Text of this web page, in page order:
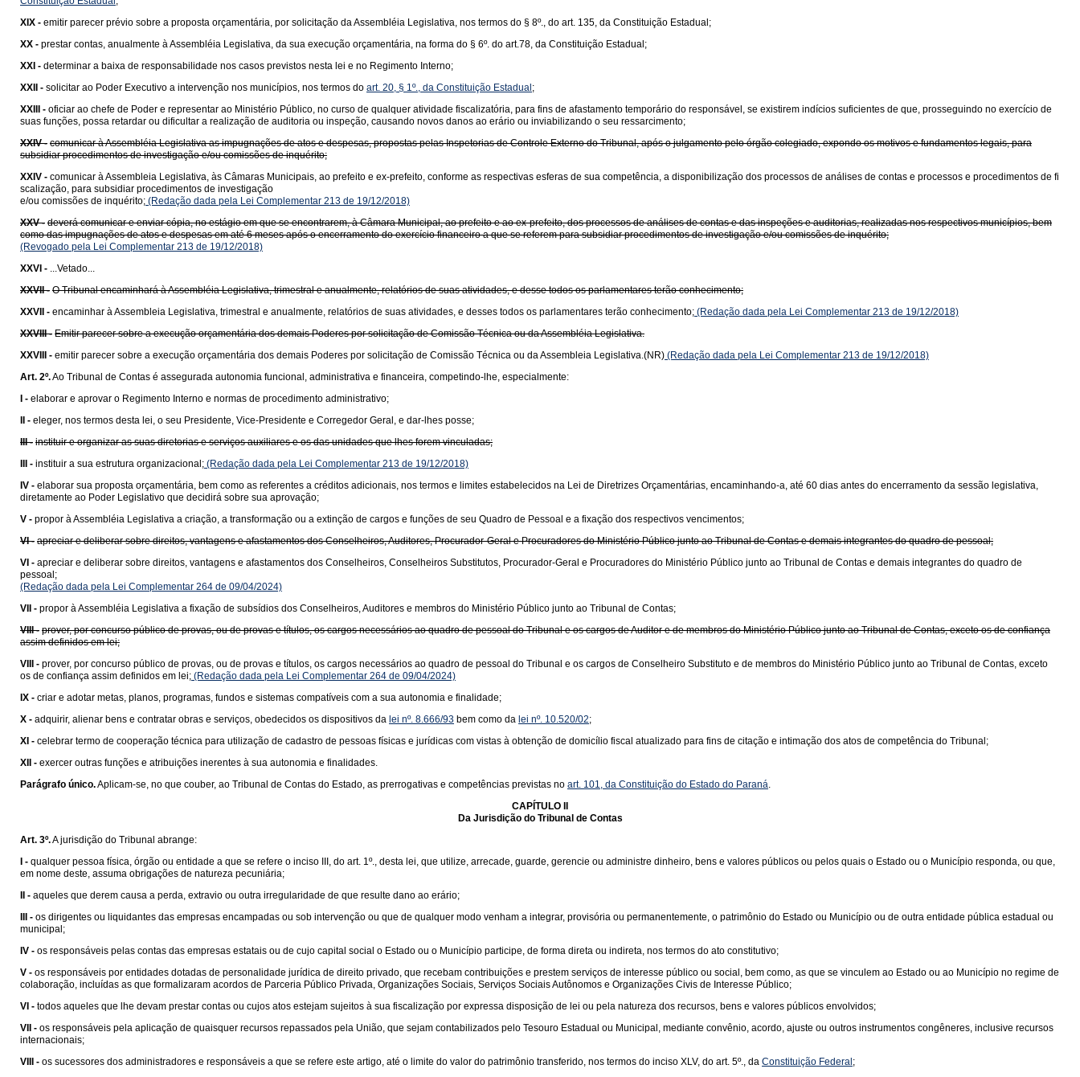
XIX - emitir parecer prévio sobre a proposta orçamentária, por solicitação da Assembléia Legislativa, nos termos do § 8º., do art. 135, da Constituição Estadual;
XX - prestar contas, anualmente à Assembléia Legislativa, da sua execução orçamentária, na forma do § 6º. do art.78, da Constituição Estadual;
XXI - determinar a baixa de responsabilidade nos casos previstos nesta lei e no Regimento Interno;
XXII - solicitar ao Poder Executivo a intervenção nos municípios, nos termos do art. 20, § 1º., da Constituição Estadual ;
XXIII - oficiar ao chefe de Poder e representar ao Ministério Público, no curso de qualquer atividade fiscalizatória, para fins de afastamento temporário do responsável, se existirem indícios suficientes de que, prosseguindo no exercício de
suas funções, possa retardar ou dificultar a realização de auditoria ou inspeção, causando novos danos ao erário ou inviabilizando o seu ressarcimento;
XXIV - comunicar à Assembléia Legislativa as impugnações de atos e despesas, propostas pelas Inspetorias de Controle Externo do Tribunal, após o julgamento pelo órgão colegiado, expondo os motivos e fundamentos legais, para
subsidiar procedimentos de investigação e/ou comissões de inquérito;
XXIV - comunicar à Assembleia Legislativa, às Câmaras Municipais, ao prefeito e ex-prefeito, conforme as respectivas esferas de sua competência, a disponibilização dos processos de análises de contas e processos e procedimentos de fi
scalização, para subsidiar procedimentos de investigação
e/ou comissões de inquérito; (Redação dada pela Lei Complementar 213 de 19/12/2018)
XXV - deverá comunicar e enviar cópia, no estágio em que se encontrarem, à Câmara Municipal, ao prefeito e ao ex-prefeito, dos processos de análises de contas e das inspeções e auditorias, realizadas nos respectivos municípios, bem
como das impugnações de atos e despesas em até 6 meses após o encerramento do exercício financeiro a que se referem para subsidiar procedimentos de investigação e/ou comissões de inquérito;
(Revogado pela Lei Complementar 213 de 19/12/2018)
XXVI - ...Vetado...
XXVII - O Tribunal encaminhará à Assembléia Legislativa, trimestral e anualmente, relatórios de suas atividades, e desse todos os parlamentares terão conhecimento;
XXVII - encaminhar à Assembleia Legislativa, trimestral e anualmente, relatórios de suas atividades, e desses todos os parlamentares terão conhecimento; (Redação dada pela Lei Complementar 213 de 19/12/2018)
XXVIII - Emitir parecer sobre a execução orçamentária dos demais Poderes por solicitação de Comissão Técnica ou da Assembléia Legislativa.
XXVIII - emitir parecer sobre a execução orçamentária dos demais Poderes por solicitação de Comissão Técnica ou da Assembleia Legislativa.(NR) (Redação dada pela Lei Complementar 213 de 19/12/2018)
Art. 2º.Ao Tribunal de Contas é assegurada autonomia funcional, administrativa e financeira, competindo-lhe, especialmente:
I - elaborar e aprovar o Regimento Interno e normas de procedimento administrativo;
II - eleger, nos termos desta lei, o seu Presidente, Vice-Presidente e Corregedor Geral, e dar-lhes posse;
III - instituir e organizar as suas diretorias e serviços auxiliares e os das unidades que lhes forem vinculadas;
III - instituir a sua estrutura organizacional; (Redação dada pela Lei Complementar 213 de 19/12/2018)
IV - elaborar sua proposta orçamentária, bem como as referentes a créditos adicionais, nos termos e limites estabelecidos na Lei de Diretrizes Orçamentárias, encaminhando-a, até 60 dias antes do encerramento da sessão legislativa,
diretamente ao Poder Legislativo que decidirá sobre sua aprovação;
V - propor à Assembléia Legislativa a criação, a transformação ou a extinção de cargos e funções de seu Quadro de Pessoal e a fixação dos respectivos vencimentos;
VI - apreciar e deliberar sobre direitos, vantagens e afastamentos dos Conselheiros, Auditores, Procurador-Geral e Procuradores do Ministério Público junto ao Tribunal de Contas e demais integrantes do quadro de pessoal;
VI - apreciar e deliberar sobre direitos, vantagens e afastamentos dos Conselheiros, Conselheiros Substitutos, Procurador-Geral e Procuradores do Ministério Público junto ao Tribunal de Contas e demais integrantes do quadro de
pessoal;
(Redação dada pela Lei Complementar 264 de 09/04/2024)
VII - propor à Assembléia Legislativa a fixação de subsídios dos Conselheiros, Auditores e membros do Ministério Público junto ao Tribunal de Contas;
VIII - prover, por concurso público de provas, ou de provas e títulos, os cargos necessários ao quadro de pessoal do Tribunal e os cargos de Auditor e de membros do Ministério Público junto ao Tribunal de Contas, exceto os de confiança
assim definidos em lei;
VIII - prover, por concurso público de provas, ou de provas e títulos, os cargos necessários ao quadro de pessoal do Tribunal e os cargos de Conselheiro Substituto e de membros do Ministério Público junto ao Tribunal de Contas, exceto
os de confiança assim definidos em lei; (Redação dada pela Lei Complementar 264 de 09/04/2024)
IX - criar e adotar metas, planos, programas, fundos e sistemas compatíveis com a sua autonomia e finalidade;
X - adquirir, alienar bens e contratar obras e serviços, obedecidos os dispositivos da lei nº. 8.666/93 bem como da lei nº. 10.520/02;
XI - celebrar termo de cooperação técnica para utilização de cadastro de pessoas físicas e jurídicas com vistas à obtenção de domicílio fiscal atualizado para fins de citação e intimação dos atos de competência do Tribunal;
XII - exercer outras funções e atribuições inerentes à sua autonomia e finalidades.
Parágrafo único.Aplicam-se, no que couber, ao Tribunal de Contas do Estado, as prerrogativas e competências previstas no art. 101, da Constituição do Estado do Paraná.
CAPÍTULO II
Da Jurisdição do Tribunal de Contas
Art. 3º.A jurisdição do Tribunal abrange:
I - qualquer pessoa física, órgão ou entidade a que se refere o inciso III, do art. 1º., desta lei, que utilize, arrecade, guarde, gerencie ou administre dinheiro, bens e valores públicos ou pelos quais o Estado ou o Município responda, ou que,
em nome deste, assuma obrigações de natureza pecuniária;
II - aqueles que derem causa a perda, extravio ou outra irregularidade de que resulte dano ao erário;
III - os dirigentes ou liquidantes das empresas encampadas ou sob intervenção ou que de qualquer modo venham a integrar, provisória ou permanentemente, o patrimônio do Estado ou Município ou de outra entidade pública estadual ou
municipal;
IV - os responsáveis pelas contas das empresas estatais ou de cujo capital social o Estado ou o Município participe, de forma direta ou indireta, nos termos do ato constitutivo;
V - os responsáveis por entidades dotadas de personalidade jurídica de direito privado, que recebam contribuições e prestem serviços de interesse público ou social, bem como, as que se vinculem ao Estado ou ao Município no regime de
colaboração, incluídas as que formalizaram acordos de Parceria Público Privada, Organizações Sociais, Serviços Sociais Autônomos e Organizações Civis de Interesse Público;
VI - todos aqueles que lhe devam prestar contas ou cujos atos estejam sujeitos à sua fiscalização por expressa disposição de lei ou pela natureza dos recursos, bens e valores públicos envolvidos;
VII - os responsáveis pela aplicação de quaisquer recursos repassados pela União, que sejam contabilizados pelo Tesouro Estadual ou Municipal, mediante convênio, acordo, ajuste ou outros instrumentos congêneres, inclusive recursos
internacionais;
VIII - os sucessores dos administradores e responsáveis a que se refere este artigo, até o limite do valor do patrimônio transferido, nos termos do inciso XLV, do art. 5º., da Constituição Federal ;